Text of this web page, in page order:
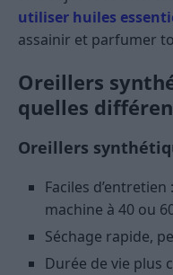
utiliser huiles
assainir et parfumer
Oreillers
quelles
Oreillers
Faciles
machine à 40 ou
Séchage rapide,
Durée de vie plus